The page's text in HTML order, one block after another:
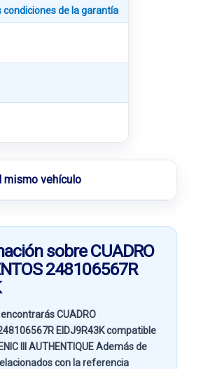
condiciones de la garantía
mismo vehículo
sobre CUADRO
248106567R
CUADRO
EIDJ9R43K compatible
III AUTHENTIQUEAdemás de
con la referencia